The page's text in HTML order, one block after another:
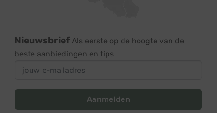
Nieuwsbrief Als eerste op de hoogte van de
beste aanbiedingen en tips.
Aanmelden